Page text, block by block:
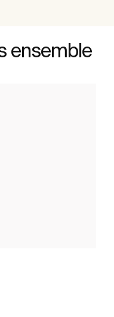
ensemble